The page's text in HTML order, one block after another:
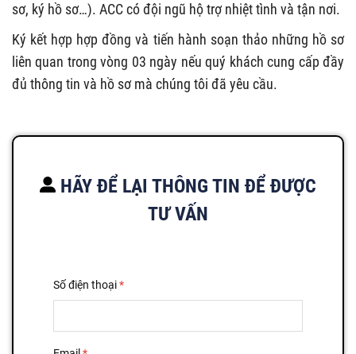
sơ, ký hồ sơ…). ACC có đội ngũ hộ trợ nhiệt tình và tận nơi.
Ký kết hợp hợp đồng và tiến hành soạn thảo những hồ sơ
liên quan trong vòng 03 ngày nếu quý khách cung cấp đầy
đủ thông tin và hồ sơ mà chúng tôi đã yêu cầu.
HÃY ĐỂ LẠI THÔNG TIN ĐỂ ĐƯỢC
TƯ VẤN